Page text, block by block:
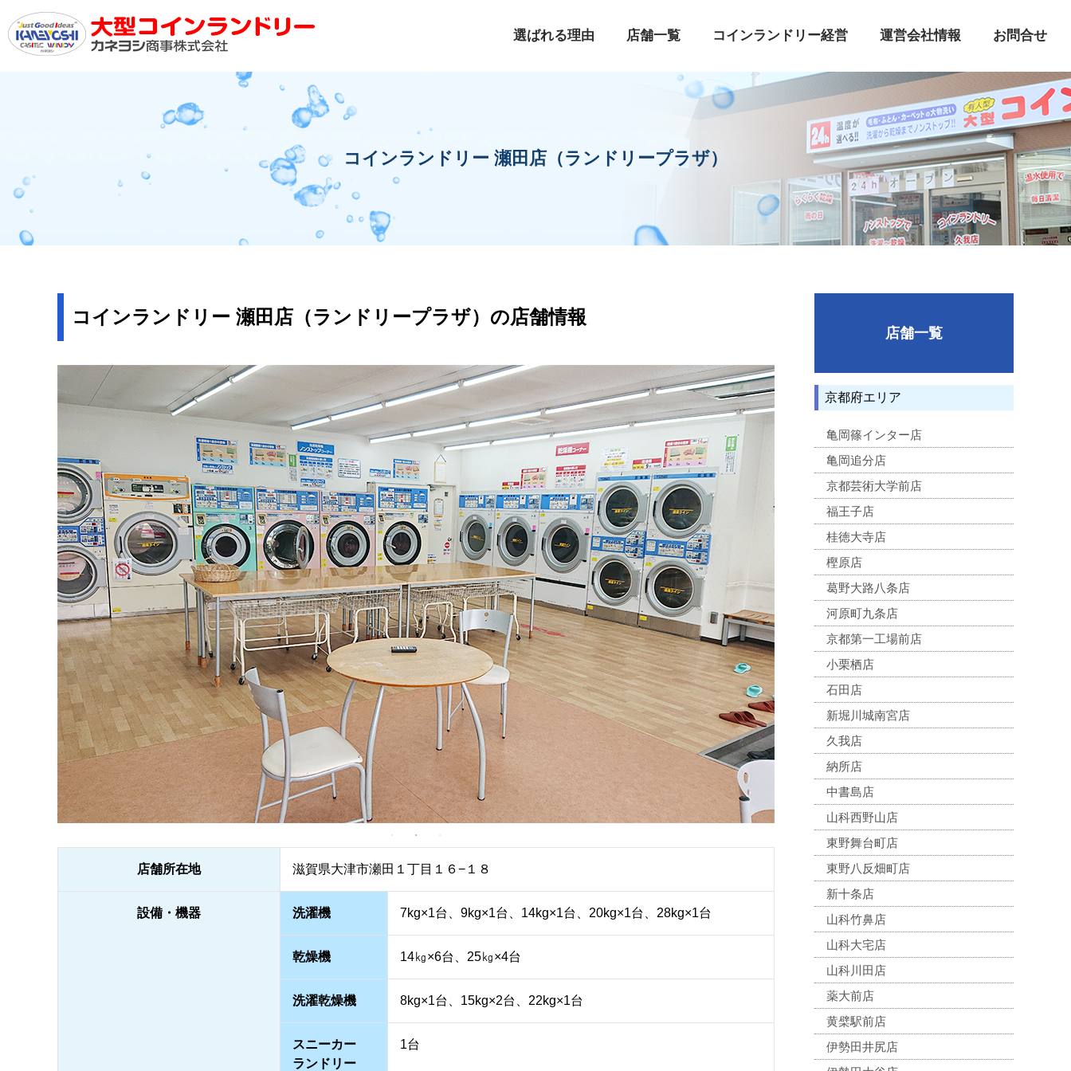
選ばれる理由 店舗一覧 コインランドリー経営 運営会社情報 お問合せ
コインランドリー 瀬田店（ランドリープラザ）
コインランドリー 瀬田店（ランドリープラザ）の店舗情報
店舗所在地 滋賀県大津市瀬田１丁目１６−１８
設備・機器 洗濯機 7kg×1台、9kg×1台、14kg×1台、20kg×1台、28kg×1台
乾燥機 14㎏×6台、25㎏×4台
洗濯乾燥機 8kg×1台、15kg×2台、22kg×1台
スニーカー
ランドリー
1台
店舗一覧
京都府エリア
亀岡篠インター店
亀岡追分店
京都芸術大学前店
福王子店
桂徳大寺店
樫原店
葛野大路八条店
河原町九条店
京都第一工場前店
小栗栖店
石田店
新堀川城南宮店
久我店
納所店
中書島店
山科西野山店
東野舞台町店
東野八反畑町店
新十条店
山科竹鼻店
山科大宅店
山科川田店
薬大前店
黄檗駅前店
伊勢田井尻店